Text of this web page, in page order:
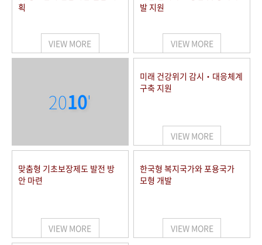
획
VIEW MORE
발 지원
VIEW MORE
2010'
미래 건강위기 감시‧대응체계
구축 지원
VIEW MORE
맞춤형 기초보장제도 발전 방
안 마련
VIEW MORE
한국형 복지국가와 포용국가
모형 개발
VIEW MORE